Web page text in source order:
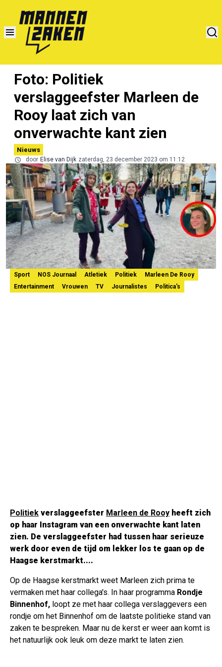
Foto: Politiek
verslaggeefster Marleen de
Rooy laat zich van
onverwachte kant zien
Nieuws
door Elise van Dijk zaterdag, 23 december 2023 om 11:12
Sport NOS Journaal Atletiek Politiek
Marleen De Rooy
Entertainment
Vrouwen TV Journalistes Politica's
Politiek verslaggeefster Marleen de Rooy heeft zich
op haar Instagram van een onverwachte kant laten
zien. De verslaggeefster had tussen haar serieuze
werk door even de tijd om lekker los te gaan op de
Haagse kerstmarkt....
Op de Haagse kerstmarkt weet Marleen zich prima te
vermaken met haar collega's. In haar programma Rondje
Binnenhof, loopt ze met haar collega verslaggevers een
rondje om het Binnenhof om de laatste politieke stand van
zaken te bespreken. Maar nu de kerst er weer aan komt is
het natuurlijk ook leuk om deze markt te laten zien.